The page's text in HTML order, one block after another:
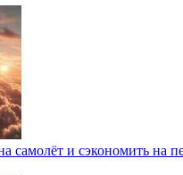
самолёт и сэкономить на